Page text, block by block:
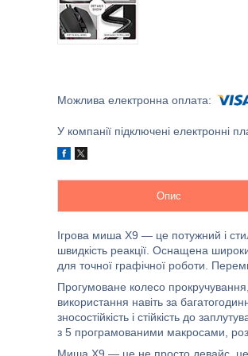
У компанії підключені електронні
Опис
Ігрова миша X9 — це потужний і
швидкість реакції. Оснащена
для точної графічної роботи.
Прогумоване колесо
використання навіть за
зносостійкість і стійкість до
з 5 програмованими макросами,